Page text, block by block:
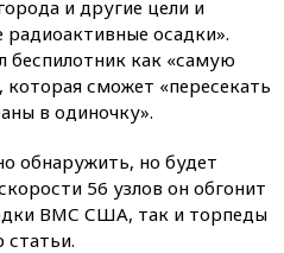
и другие цели и
радиоактивные осадки».
беспилотник как «самую
сможет «пересекать
в одиночку».
обнаружить, но будет
56 узлов он обгонит
ВМС США, так и торпеды